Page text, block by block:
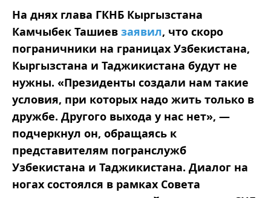
На днях глава ГКНБ Кыргызстана
Камчыбек Ташиев заявил, что скоро
пограничники на границах Узбекистана,
Кыргызстана и Таджикистана будут не
нужны. «Президенты создали нам такие
условия, при которых надо жить только в
дружбе. Другого выхода у нас нет», —
подчеркнул он, обращаясь к
представителям погранслужб
Узбекистана и Таджикистана. Диалог на
ногах состоялся в рамках Совета